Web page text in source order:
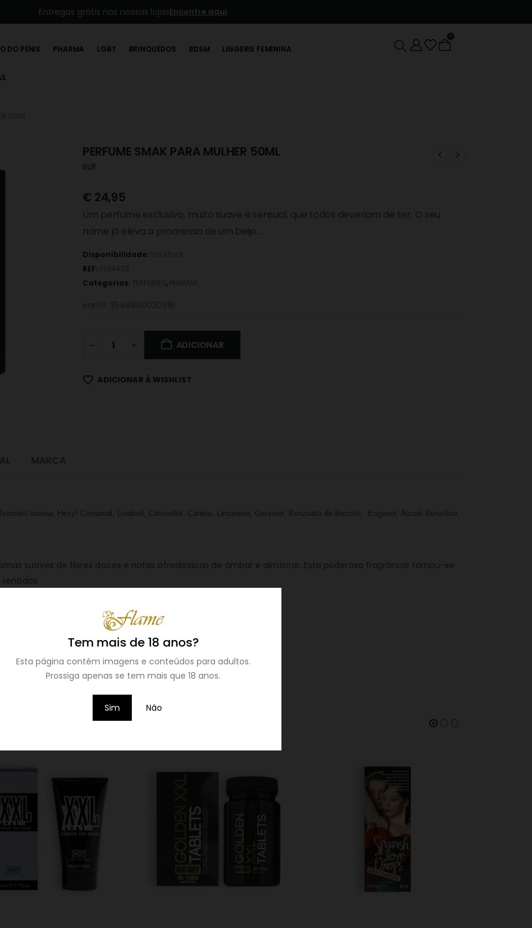
Tem mais de 18 anos?
Esta página contém imagens e conteúdos para adultos.
Prossiga apenas se tem mais que 18 anos.
Sim Não
Entregas grátis nas nossas lojasEncontre aqui
DO PÉNIS PHARMA LGBT BRINQUEDOS BDSM LINGERIE FEMININA
0
PERFUME SMAK PARA MULHER 50ML
RUF
€ 24,95
Um perfume exclusivo, muito suave e sensual, que todos deveriam de ter. O seu
nome já eleva a promessa de um beijo…
Disponibilidade:
REF:
Categorias:
,
ADICIONAR
ADICIONAR À WISHLIST
Ionona, Hexyl Cinnamal, Linalool, Citronellol, Canela, Limoneno, Geraniol, Benzoato de Benzilo, Eugenol, Álcool Benzílico,
suaves de flores doces e notas afrodisíacas de âmbar e almíscar. Esta poderosa fragrância tornou-se